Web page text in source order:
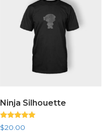
Ninja Silhouette
Valorado
con
$20.00